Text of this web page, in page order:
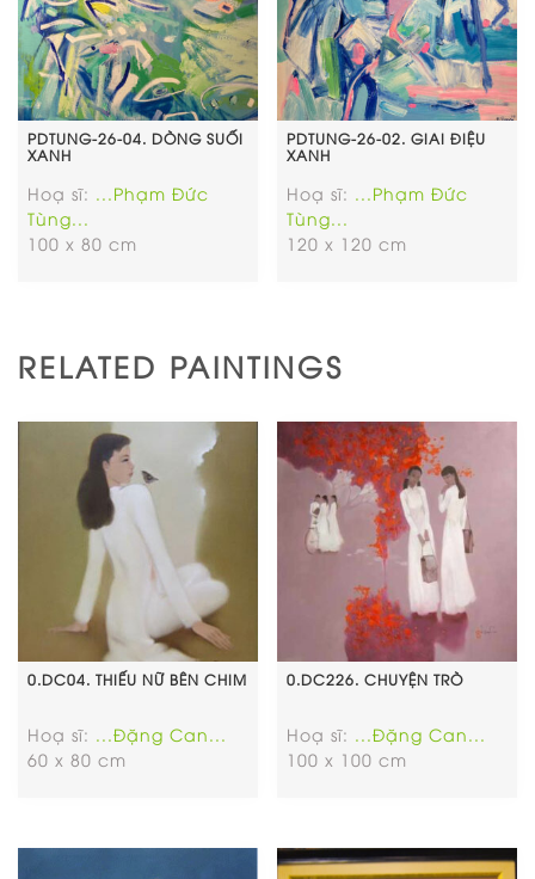
PDTUNG-26-04. DÒNG SUỐI
XANH
Hoạ sĩ: ...Phạm Đức
Tùng...
100 x 80 cm
PDTUNG-26-02. GIAI ĐIỆU
XANH
Hoạ sĩ: ...Phạm Đức
Tùng...
120 x 120 cm
RELATED PAINTINGS
0.DC04. THIẾU NỮ BÊN CHIM
Hoạ sĩ: ...Đặng Can...
60 x 80 cm
0.DC226. CHUYỆN TRÒ
Hoạ sĩ: ...Đặng Can...
100 x 100 cm